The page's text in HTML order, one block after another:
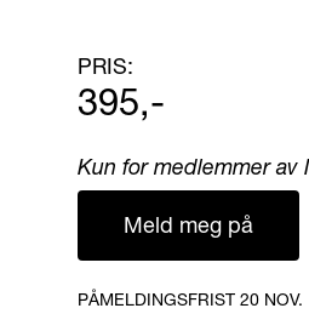
PRIS:
395,-
Kun for medlemmer
Meld meg på
PÅMELDINGSFRIST 20 NOV.